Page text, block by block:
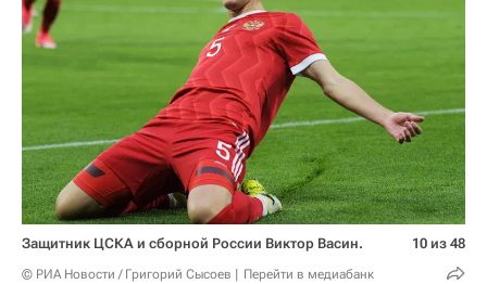
Защитник ЦСКА и сборной России Виктор Васин.
© РИА Новости / Григорий Сысоев Перейти в медиабанк
10 из 48